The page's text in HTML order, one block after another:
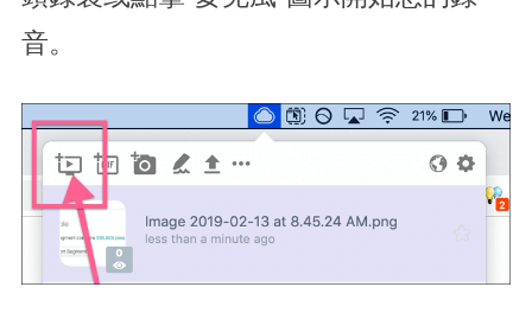
音。